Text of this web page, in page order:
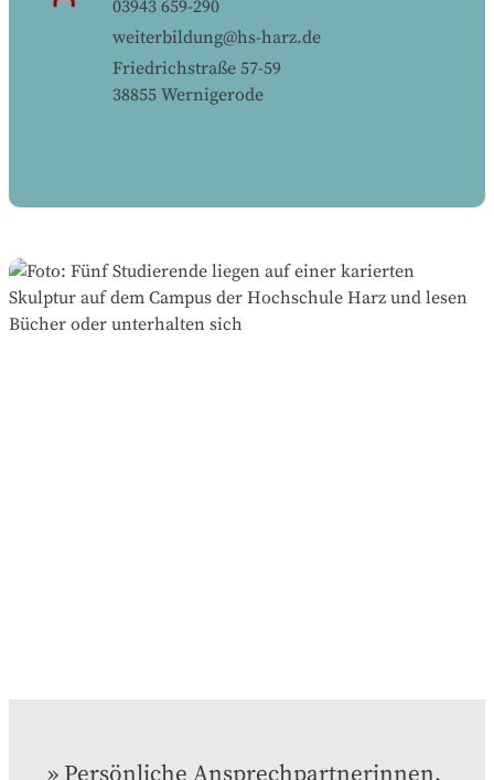
03943 659-290
weiterbildung@hs-harz.de
Friedrichstraße 57-59
38855 Wernigerode